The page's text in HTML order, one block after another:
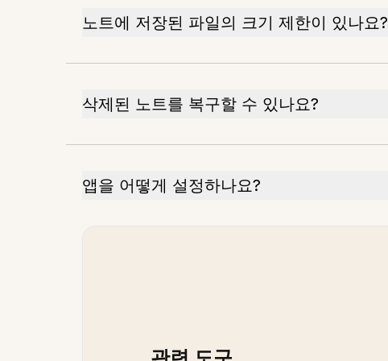
노트에 저장된 파일의 크기 제한이 있나요?
삭제된 노트를 복구할 수 있나요?
앱을 어떻게 설정하나요?